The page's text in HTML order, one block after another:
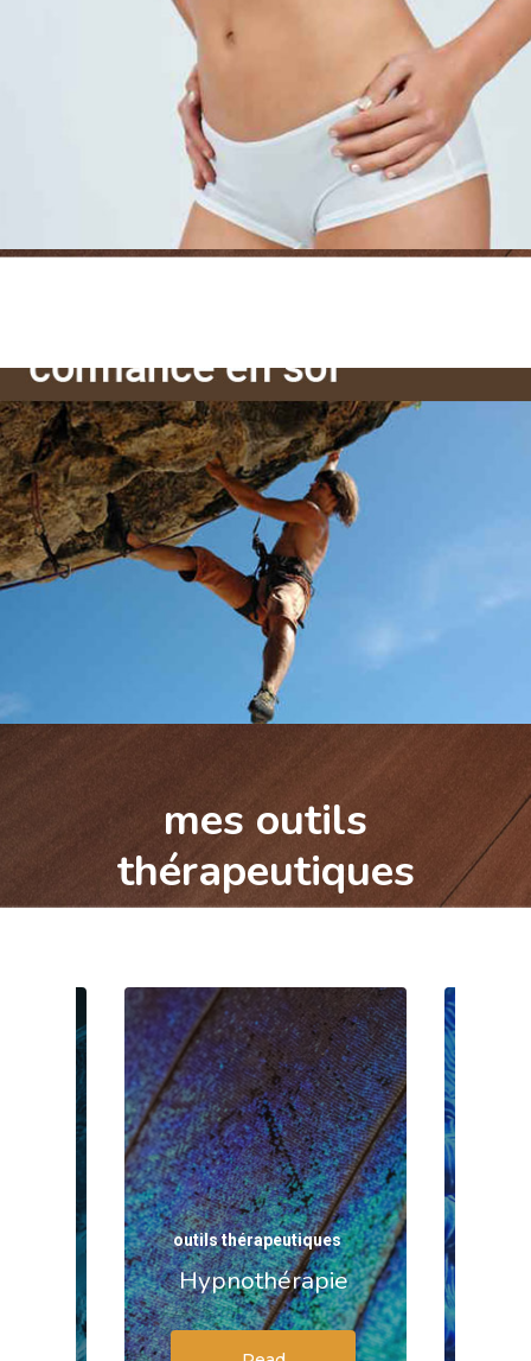
mes outils
thérapeutiques
outils thérapeutiques
Hypnothérapie